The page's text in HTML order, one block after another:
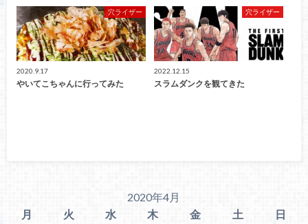
穴ライザー
2020.9.17
やいてこちゃんに行ってみた
穴ライザー
2022.12.15
スラムダンクを観てきた
2020年4月
月
火 水 木 金 土
日